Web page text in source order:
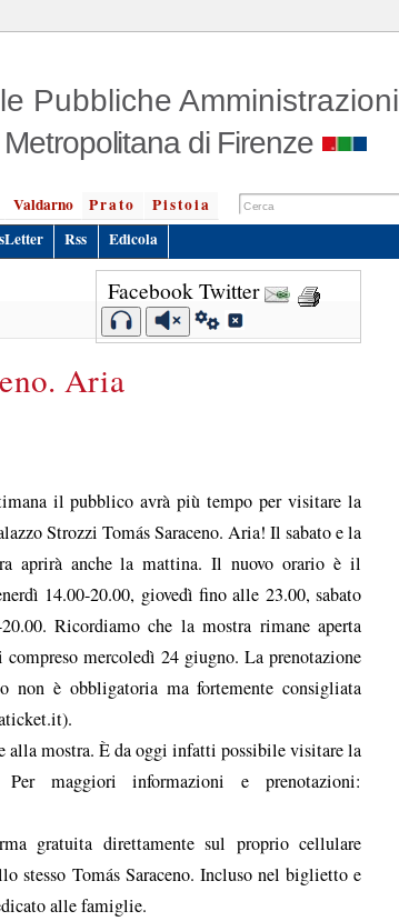
Pubbliche Amministrazioni
di Firenze
Valdarno Prato
Pistoia
Rss Edicola
Facebook Twitter
Aria
il pubblico avrà più tempo per visitare la
Strozzi Tomás Saraceno. Aria! Il sabato e la
aprirà anche la mattina. Il nuovo orario è il
14.00-20.00, giovedì fino alle 23.00, sabato
Ricordiamo che la mostra rimane aperta
mercoledì 24 giugno. La prenotazione
non è obbligatoria ma fortemente consigliata
mostra. È da oggi infatti possibile visitare la
maggiori informazioni e prenotazioni:
gratuita direttamente sul proprio cellulare
stesso Tomás Saraceno. Incluso nel biglietto e
alle famiglie.